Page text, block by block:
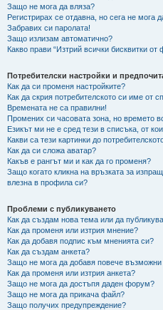
Защо не мога да вляза?
Регистрирах се отдавна, но сега не мога
Забравих си паролата!
Защо излизам автоматично?
Какво прави “Изтрий всички бисквитки от
Потребителски настройки и
Как да си променя настройките?
Как да скрия потребителското си име от
Времената не са правилни!
Промених си часовата зона, но времето
Езикът ми не е сред тези в списъка, от
Какви са тези картинки до
Как да си сложа аватар?
Какъв е рангът ми и как да го променя?
Защо когато кликна на връзката за
влезна в профила си?
Проблеми с публикуването
Как да създам нова тема или да
Как да променя или изтрия мнение?
Как да добавя подпис към мненията си?
Как да създам анкета?
Защо не мога да добавя повече възможни
Как да променя или изтрия анкета?
Защо не мога да достъпя даден форум?
Защо не мога да прикача файл?
Защо получих предупреждение?